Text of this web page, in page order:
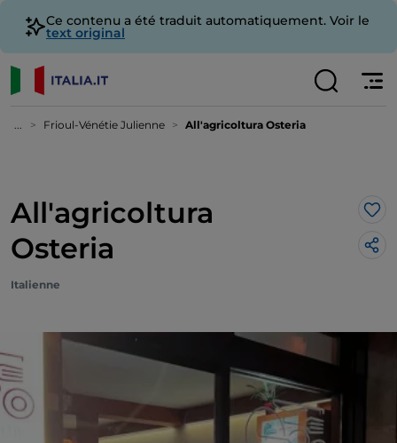
Ce contenu a été traduit automatiquement. Voir le
text original
... Frioul-Vénétie Julienne All'agricoltura Osteria
All'agricoltura
Osteria
Italienne